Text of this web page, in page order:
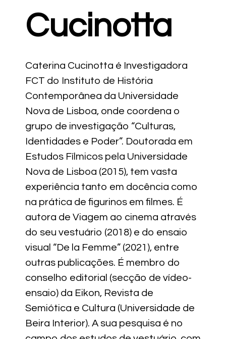
Cucinotta
Caterina Cucinotta é Investigadora
FCT do Instituto de História
Contemporânea da Universidade
Nova de Lisboa, onde coordena o
grupo de investigação “Culturas,
Identidades e Poder”. Doutorada em
Estudos Fílmicos pela Universidade
Nova de Lisboa (2015), tem vasta
experiência tanto em docência como
na prática de figurinos em filmes. É
autora de Viagem ao cinema através
do seu vestuário (2018) e do ensaio
visual “De la Femme” (2021), entre
outras publicações. É membro do
conselho editorial (secção de vídeo-
ensaio) da Eikon, Revista de
Semiótica e Cultura (Universidade de
Beira Interior). A sua pesquisa é no